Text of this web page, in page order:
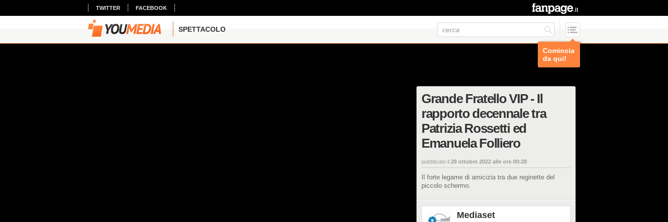
TWITTER FACEBOOK
SPETTACOLO
Comincia
da qui!
Grande Fratello VIP - Il
rapporto decennale tra
Patrizia Rossetti ed
Emanuela Folliero
pubblicato il 28 ottobre 2022 alle ore 00:28
Il forte legame di amicizia tra due reginette del
piccolo schermo.
Mediaset